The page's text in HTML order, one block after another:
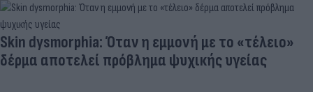
Skin dysmorphia: Όταν η εμμονή με το «τέλειο»
δέρμα αποτελεί πρόβλημα ψυχικής υγείας